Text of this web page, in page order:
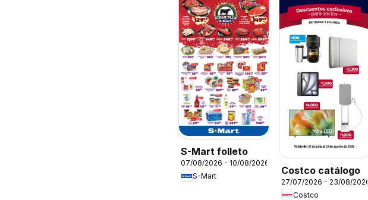
S-Mart folleto
07/08/2026 - 10/08/2026
S-Mart
Costco catálogo
27/07/2026 - 23/08/2026
Costco